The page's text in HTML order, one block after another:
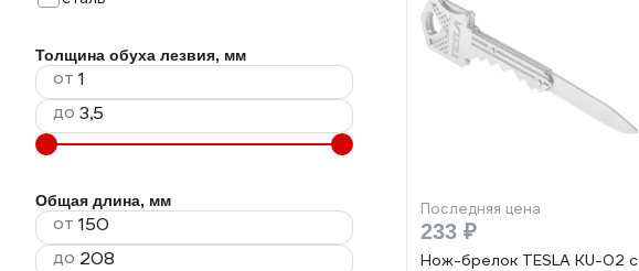
Толщина обуха лезвия, мм
от
до
Общая длина, мм
от
до
Последняя цена
233 ₽
Нож-брелок TESLA KU-02 с